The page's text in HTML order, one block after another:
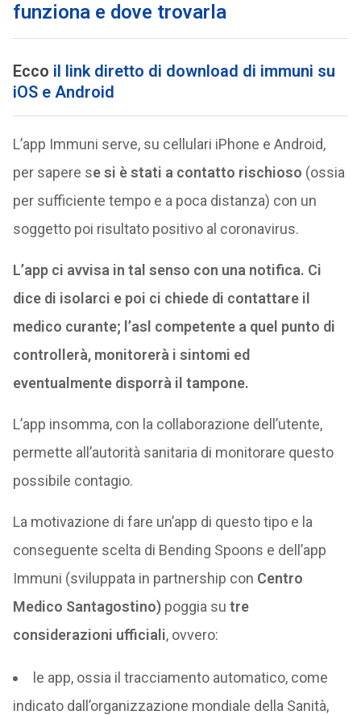
funziona e dove trovarla
Ecco il link diretto di download di immuni su
iOS e Android
L’app Immuni serve, su cellulari iPhone e Android,
per sapere se si è stati a contatto rischioso (ossia
per sufficiente tempo e a poca distanza) con un
soggetto poi risultato positivo al coronavirus.
L’app ci avvisa in tal senso con una notifica. Ci
dice di isolarci e poi ci chiede di contattare il
medico curante; l’asl competente a quel punto di
controllerà, monitorerà i sintomi ed
eventualmente disporrà il tampone.
L’app insomma, con la collaborazione dell’utente,
permette all’autorità sanitaria di monitorare questo
possibile contagio.
La motivazione di fare un’app di questo tipo e la
conseguente scelta di Bending Spoons e dell’app
Immuni (sviluppata in partnership con Centro
Medico Santagostino)poggia su tre
considerazioni ufficiali, ovvero:
le app, ossia il tracciamento automatico, come
indicato dall’organizzazione mondiale della Sanità,